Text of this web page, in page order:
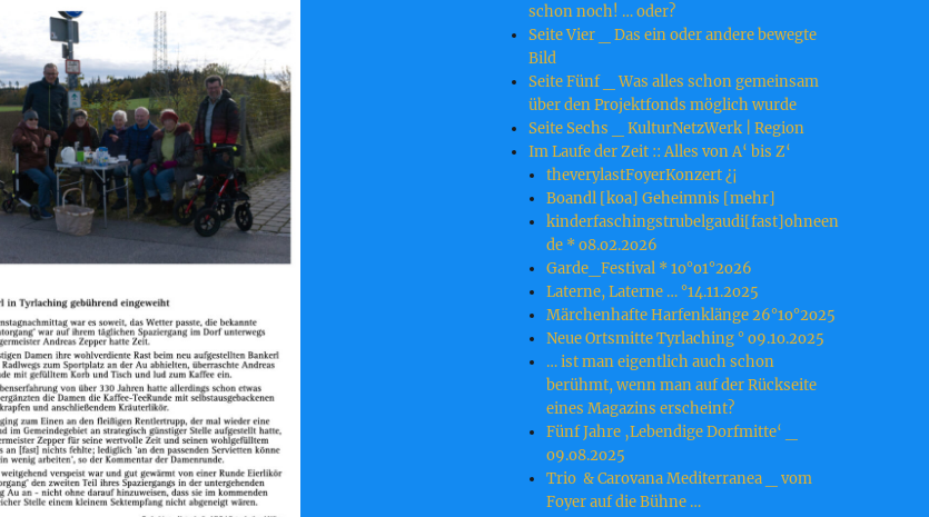
schon noch! … oder?
Seite Vier _ Das ein oder andere bewegte
Bild
Seite Fünf _ Was alles schon gemeinsam
über den Projektfonds möglich wurde
Seite Sechs _ KulturNetzWerk | Region
Im Laufe der Zeit :: Alles von A‘ bis Z‘
theverylastFoyerKonzert ¿¡
Boandl [koa] Geheimnis [mehr]
kinderfaschingstrubelgaudi[fast]ohneen
de * o8.o2.2o26
Garde_Festival * 1o°o1°2o26
Laterne, Laterne … °14.11.2o25
Märchenhafte Harfenklänge 26°1o°2o25
Neue Ortsmitte Tyrlaching ° o9.1o.2o25
… ist man eigentlich auch schon
berühmt, wenn man auf der Rückseite
eines Magazins erscheint?
Fünf Jahre ‚Lebendige Dorfmitte‘ _
o9.o8.2o25
Trio & Carovana Mediterranea _ vom
Foyer auf die Bühne …